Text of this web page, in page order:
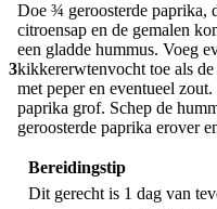
3
Doe ¾ geroosterde paprika,
citroensap en de gemalen
een gladde hummus. Voeg
kikkererwtenvocht toe als
met peper en eventueel
paprika grof. Schep de
geroosterde paprika erover
Bereidingstip
Dit gerecht is 1 dag van